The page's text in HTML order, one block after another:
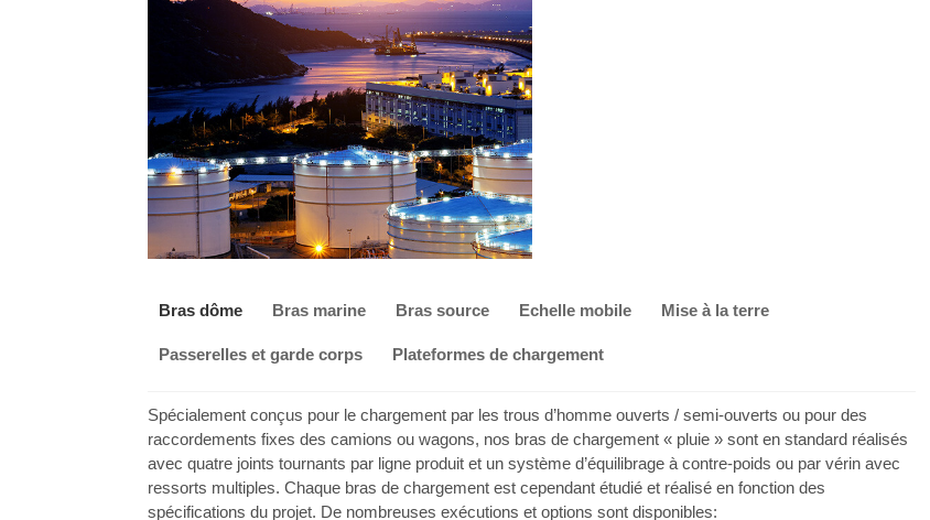
Bras dôme Bras marine Bras source Echelle mobile Mise à la terre
Passerelles et garde corps Plateformes de chargement
Spécialement conçus pour le chargement par les trous d’homme ouverts / semi-ouverts ou pour des
raccordements fixes des camions ou wagons, nos bras de chargement « pluie » sont en standard réalisés
avec quatre joints tournants par ligne produit et un système d’équilibrage à contre-poids ou par vérin avec
ressorts multiples. Chaque bras de chargement est cependant étudié et réalisé en fonction des
spécifications du projet. De nombreuses exécutions et options sont disponibles: